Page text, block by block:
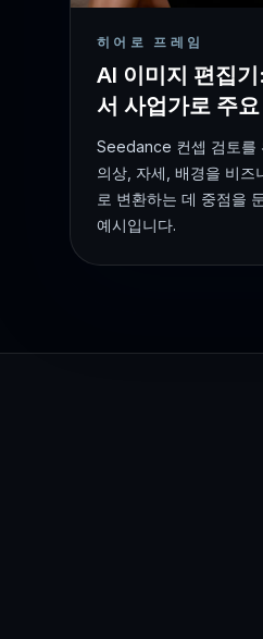
히어로 프레임
AI 이미지 편집
서 사업가로 주
Seedance 컨셉 검토를
의상, 자세, 배경을 비즈
로 변환하는 데 중점을
예시입니다.